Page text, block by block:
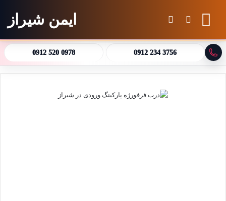
جستجو برای ایمن شیراز
0912 520 0978 0912 234 3756